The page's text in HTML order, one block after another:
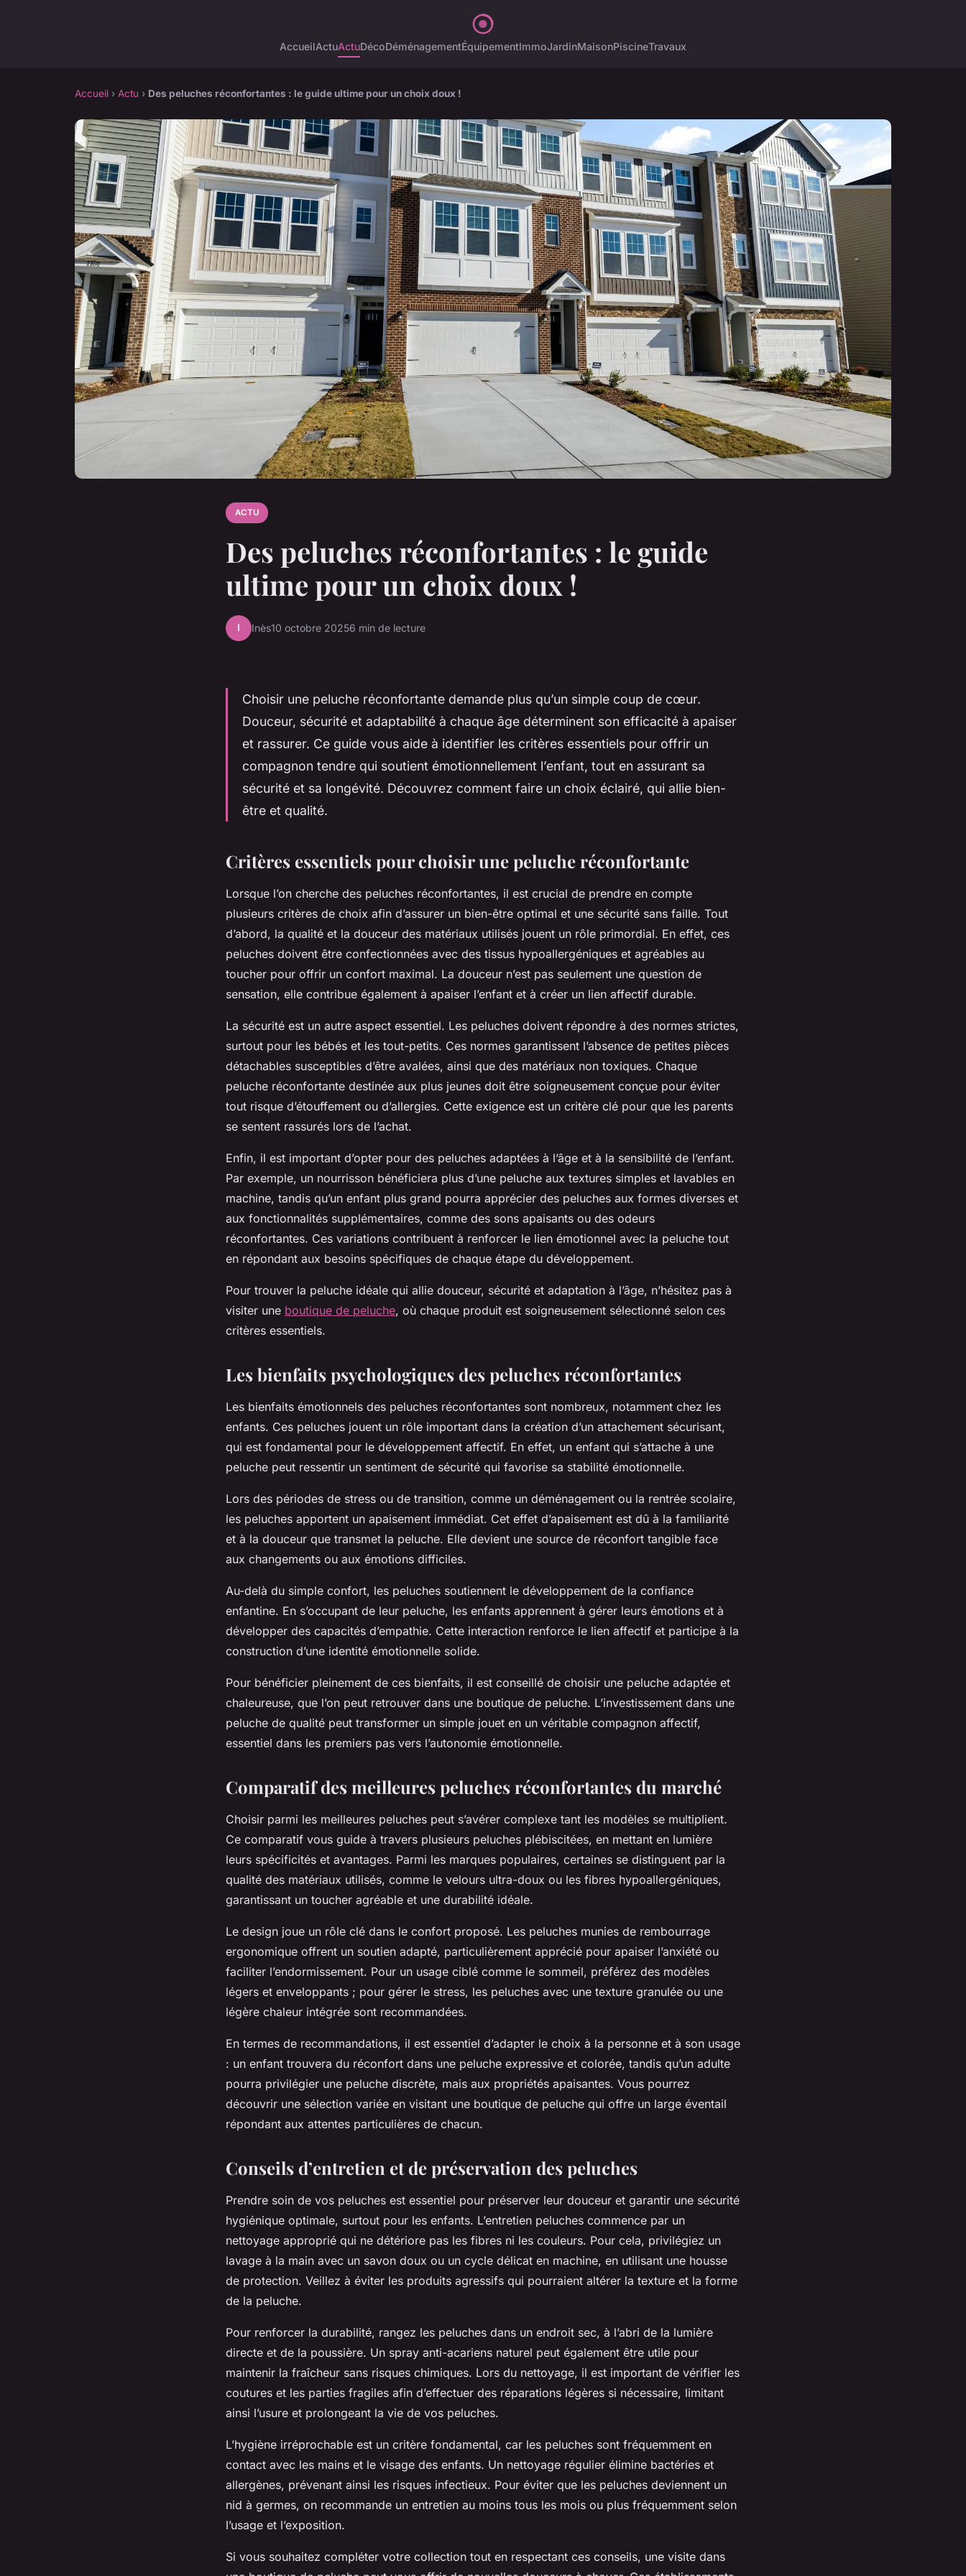
AccueilActuActuDécoDéménagementÉquipementImmoJardinMaisonPiscineTravaux
Accueil › Actu › Des peluches réconfortantes : le guide ultime pour un choix doux !
ACTU
Des peluches réconfortantes : le guide
ultime pour un choix doux !
I Inès10 octobre 20256 min de lecture
Choisir une peluche réconfortante demande plus qu’un simple coup de cœur.
Douceur, sécurité et adaptabilité à chaque âge déterminent son efficacité à apaiser
et rassurer. Ce guide vous aide à identifier les critères essentiels pour offrir un
compagnon tendre qui soutient émotionnellement l’enfant, tout en assurant sa
sécurité et sa longévité. Découvrez comment faire un choix éclairé, qui allie bien-
être et qualité.
Critères essentiels pour choisir une peluche réconfortante
Lorsque l’on cherche des peluches réconfortantes, il est crucial de prendre en compte
plusieurs critères de choix afin d’assurer un bien-être optimal et une sécurité sans faille. Tout
d’abord, la qualité et la douceur des matériaux utilisés jouent un rôle primordial. En effet, ces
peluches doivent être confectionnées avec des tissus hypoallergéniques et agréables au
toucher pour offrir un confort maximal. La douceur n’est pas seulement une question de
sensation, elle contribue également à apaiser l’enfant et à créer un lien affectif durable.
La sécurité est un autre aspect essentiel. Les peluches doivent répondre à des normes strictes,
surtout pour les bébés et les tout-petits. Ces normes garantissent l’absence de petites pièces
détachables susceptibles d’être avalées, ainsi que des matériaux non toxiques. Chaque
peluche réconfortante destinée aux plus jeunes doit être soigneusement conçue pour éviter
tout risque d’étouffement ou d’allergies. Cette exigence est un critère clé pour que les parents
se sentent rassurés lors de l’achat.
Enfin, il est important d’opter pour des peluches adaptées à l’âge et à la sensibilité de l’enfant.
Par exemple, un nourrisson bénéficiera plus d’une peluche aux textures simples et lavables en
machine, tandis qu’un enfant plus grand pourra apprécier des peluches aux formes diverses et
aux fonctionnalités supplémentaires, comme des sons apaisants ou des odeurs
réconfortantes. Ces variations contribuent à renforcer le lien émotionnel avec la peluche tout
en répondant aux besoins spécifiques de chaque étape du développement.
Pour trouver la peluche idéale qui allie douceur, sécurité et adaptation à l’âge, n’hésitez pas à
visiter une boutique de peluche, où chaque produit est soigneusement sélectionné selon ces
critères essentiels.
Les bienfaits psychologiques des peluches réconfortantes
Les bienfaits émotionnels des peluches réconfortantes sont nombreux, notamment chez les
enfants. Ces peluches jouent un rôle important dans la création d’un attachement sécurisant,
qui est fondamental pour le développement affectif. En effet, un enfant qui s’attache à une
peluche peut ressentir un sentiment de sécurité qui favorise sa stabilité émotionnelle.
Lors des périodes de stress ou de transition, comme un déménagement ou la rentrée scolaire,
les peluches apportent un apaisement immédiat. Cet effet d’apaisement est dû à la familiarité
et à la douceur que transmet la peluche. Elle devient une source de réconfort tangible face
aux changements ou aux émotions difficiles.
Au-delà du simple confort, les peluches soutiennent le développement de la confiance
enfantine. En s’occupant de leur peluche, les enfants apprennent à gérer leurs émotions et à
développer des capacités d’empathie. Cette interaction renforce le lien affectif et participe à la
construction d’une identité émotionnelle solide.
Pour bénéficier pleinement de ces bienfaits, il est conseillé de choisir une peluche adaptée et
chaleureuse, que l’on peut retrouver dans une boutique de peluche. L’investissement dans une
peluche de qualité peut transformer un simple jouet en un véritable compagnon affectif,
essentiel dans les premiers pas vers l’autonomie émotionnelle.
Comparatif des meilleures peluches réconfortantes du marché
Choisir parmi les meilleures peluches peut s’avérer complexe tant les modèles se multiplient.
Ce comparatif vous guide à travers plusieurs peluches plébiscitées, en mettant en lumière
leurs spécificités et avantages. Parmi les marques populaires, certaines se distinguent par la
qualité des matériaux utilisés, comme le velours ultra-doux ou les fibres hypoallergéniques,
garantissant un toucher agréable et une durabilité idéale.
Le design joue un rôle clé dans le confort proposé. Les peluches munies de rembourrage
ergonomique offrent un soutien adapté, particulièrement apprécié pour apaiser l’anxiété ou
faciliter l’endormissement. Pour un usage ciblé comme le sommeil, préférez des modèles
légers et enveloppants ; pour gérer le stress, les peluches avec une texture granulée ou une
légère chaleur intégrée sont recommandées.
En termes de recommandations, il est essentiel d’adapter le choix à la personne et à son usage
: un enfant trouvera du réconfort dans une peluche expressive et colorée, tandis qu’un adulte
pourra privilégier une peluche discrète, mais aux propriétés apaisantes. Vous pourrez
découvrir une sélection variée en visitant une boutique de peluche qui offre un large éventail
répondant aux attentes particulières de chacun.
Conseils d’entretien et de préservation des peluches
Prendre soin de vos peluches est essentiel pour préserver leur douceur et garantir une sécurité
hygiénique optimale, surtout pour les enfants. L’entretien peluches commence par un
nettoyage approprié qui ne détériore pas les fibres ni les couleurs. Pour cela, privilégiez un
lavage à la main avec un savon doux ou un cycle délicat en machine, en utilisant une housse
de protection. Veillez à éviter les produits agressifs qui pourraient altérer la texture et la forme
de la peluche.
Pour renforcer la durabilité, rangez les peluches dans un endroit sec, à l’abri de la lumière
directe et de la poussière. Un spray anti-acariens naturel peut également être utile pour
maintenir la fraîcheur sans risques chimiques. Lors du nettoyage, il est important de vérifier les
coutures et les parties fragiles afin d’effectuer des réparations légères si nécessaire, limitant
ainsi l’usure et prolongeant la vie de vos peluches.
L’hygiène irréprochable est un critère fondamental, car les peluches sont fréquemment en
contact avec les mains et le visage des enfants. Un nettoyage régulier élimine bactéries et
allergènes, prévenant ainsi les risques infectieux. Pour éviter que les peluches deviennent un
nid à germes, on recommande un entretien au moins tous les mois ou plus fréquemment selon
l’usage et l’exposition.
Si vous souhaitez compléter votre collection tout en respectant ces conseils, une visite dans